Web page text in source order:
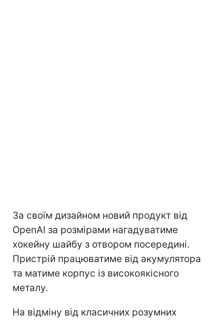
За своїм дизайном новий продукт від
OpenAI за розмірами нагадуватиме
хокейну шайбу з отвором посередині.
Пристрій працюватиме від акумулятора
та матиме корпус із високоякісного
металу.
На відміну від класичних розумних